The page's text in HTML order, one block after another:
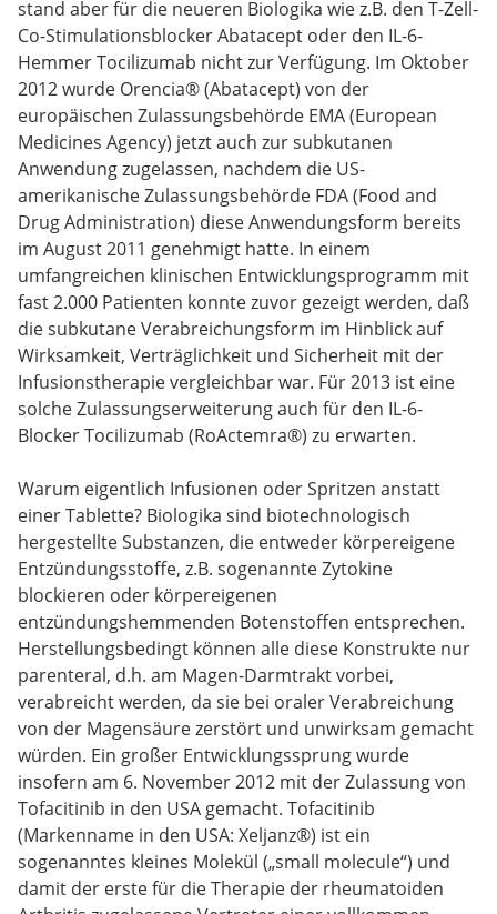
stand aber für die neueren Biologika wie z.B. den T-Zell-
Co-Stimulationsblocker Abatacept oder den IL-6-
Hemmer Tocilizumab nicht zur Verfügung. Im Oktober
2012 wurde Orencia® (Abatacept) von der
europäischen Zulassungsbehörde EMA (European
Medicines Agency) jetzt auch zur subkutanen
Anwendung zugelassen, nachdem die US-
amerikanische Zulassungsbehörde FDA (Food and
Drug Administration) diese Anwendungsform bereits
im August 2011 genehmigt hatte. In einem
umfangreichen klinischen Entwicklungsprogramm mit
fast 2.000 Patienten konnte zuvor gezeigt werden, daß
die subkutane Verabreichungsform im Hinblick auf
Wirksamkeit, Verträglichkeit und Sicherheit mit der
Infusionstherapie vergleichbar war. Für 2013 ist eine
solche Zulassungserweiterung auch für den IL-6-
Blocker Tocilizumab (RoActemra®) zu erwarten.
Warum eigentlich Infusionen oder Spritzen anstatt
einer Tablette? Biologika sind biotechnologisch
hergestellte Substanzen, die entweder körpereigene
Entzündungsstoffe, z.B. sogenannte Zytokine
blockieren oder körpereigenen
entzündungshemmenden Botenstoffen entsprechen.
Herstellungsbedingt können alle diese Konstrukte nur
parenteral, d.h. am Magen-Darmtrakt vorbei,
verabreicht werden, da sie bei oraler Verabreichung
von der Magensäure zerstört und unwirksam gemacht
würden. Ein großer Entwicklungssprung wurde
insofern am 6. November 2012 mit der Zulassung von
Tofacitinib in den USA gemacht. Tofacitinib
(Markenname in den USA: Xeljanz®) ist ein
sogenanntes kleines Molekül („small molecule“) und
damit der erste für die Therapie der rheumatoiden